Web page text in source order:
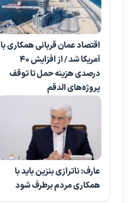
اقتصاد عمان قربانی همکاری با
آمریکا شد / از افزایش ۴۰
درصدی هزینه حمل تا توقف
پروژه‌های الدقم
عارف: ناترازی بنزین باید با
همکاری مردم برطرف شود